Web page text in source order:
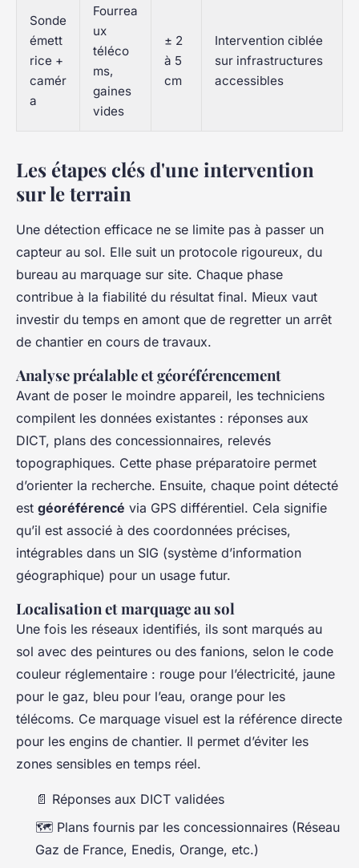
Sonde
émett
rice +
camér
a
Fourrea
ux
téléco
ms,
gaines
vides
± 2
à 5
cm
Intervention ciblée
sur infrastructures
accessibles
Les étapes clés d'une intervention
sur le terrain
Une détection efficace ne se limite pas à passer un
capteur au sol. Elle suit un protocole rigoureux, du
bureau au marquage sur site. Chaque phase
contribue à la fiabilité du résultat final. Mieux vaut
investir du temps en amont que de regretter un arrêt
de chantier en cours de travaux.
Analyse préalable et géoréférencement
Avant de poser le moindre appareil, les techniciens
compilent les données existantes : réponses aux
DICT, plans des concessionnaires, relevés
topographiques. Cette phase préparatoire permet
d’orienter la recherche. Ensuite, chaque point détecté
est géoréférencé via GPS différentiel. Cela signifie
qu’il est associé à des coordonnées précises,
intégrables dans un SIG (système d’information
géographique) pour un usage futur.
Localisation et marquage au sol
Une fois les réseaux identifiés, ils sont marqués au
sol avec des peintures ou des fanions, selon le code
couleur réglementaire : rouge pour l’électricité, jaune
pour le gaz, bleu pour l’eau, orange pour les
télécoms. Ce marquage visuel est la référence directe
pour les engins de chantier. Il permet d’éviter les
zones sensibles en temps réel.
📄 Réponses aux DICT validées
🗺️ Plans fournis par les concessionnaires (Réseau
Gaz de France, Enedis, Orange, etc.)